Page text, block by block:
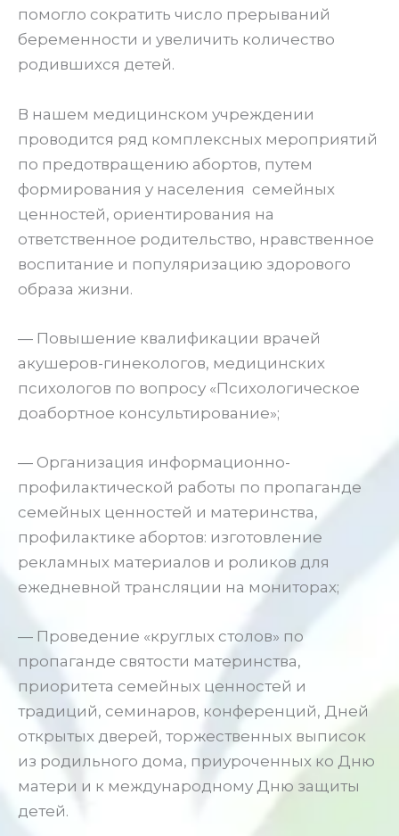
помогло сократить число прерываний
беременности и увеличить количество
родившихся детей.
В нашем медицинском учреждении
проводится ряд комплексных мероприятий
по предотвращению абортов, путем
формирования у населения семейных
ценностей, ориентирования на
ответственное родительство, нравственное
воспитание и популяризацию здорового
образа жизни.
— Повышение квалификации врачей
акушеров-гинекологов, медицинских
психологов по вопросу «Психологическое
доабортное консультирование»;
— Организация информационно-
профилактической работы по пропаганде
семейных ценностей и материнства,
профилактике абортов: изготовление
рекламных материалов и роликов для
ежедневной трансляции на мониторах;
— Проведение «круглых столов» по
пропаганде святости материнства,
приоритета семейных ценностей и
традиций, семинаров, конференций, Дней
открытых дверей, торжественных выписок
из родильного дома, приуроченных ко Дню
матери и к международному Дню защиты
детей.